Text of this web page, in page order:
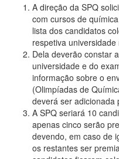
A direção da SPQ
com cursos de
lista dos candidatos
respetiva
Dela deverão constar
universidade e do
informação sobre o
(Olimpíadas de
deverá ser adicionada
A SPQ seriará 10
apenas cinco serão
devendo, em caso de
os restantes ser